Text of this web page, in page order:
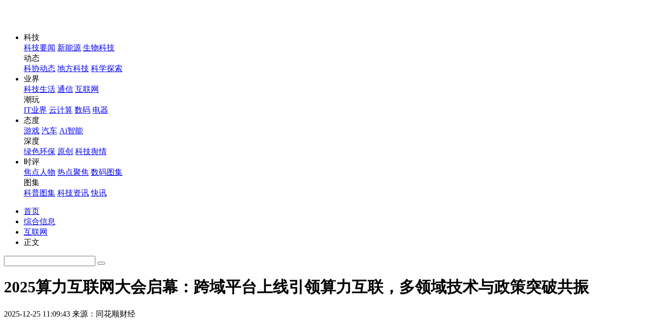
科技
科技要闻 新能源 生物科技
动态
科协动态 地方科技 科学探索
业界
科技生活 通信 互联网
潮玩
IT业界 云计算 数码 电器
态度
游戏 汽车 Ai智能
深度
绿色环保 原创 科技舆情
时评
焦点人物 热点聚焦 数码图集
图集
科普图集 科技资讯 快讯
首页
综合信息
互联网
正文
2025算力互联网大会启幕：跨域平台上线引领算力互联，多领域技术与政策突破共振
2025-12-25 11:09:43 来源：同花顺财经